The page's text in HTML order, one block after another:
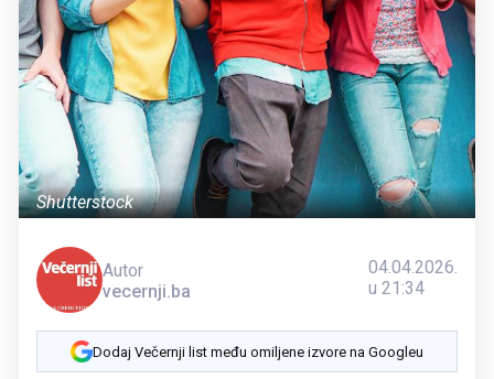
Shutterstock
Autor
vecernji.ba
04.04.2026.
u 21:34
Dodaj Večernji list među omiljene izvore na Googleu